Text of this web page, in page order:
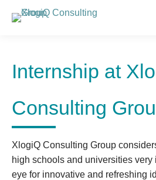
Internship at
Consulting
XlogiQ Consulting Group
high schools and universities very
eye for innovative and refreshing